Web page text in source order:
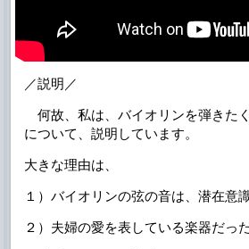
／説明／
何故、私は、バイオリンを弾きた
について、説明しています。
大きな理由は、
１）バイオリンの弦の音は、潜在意
２）夫婦の愛を表している楽器だった